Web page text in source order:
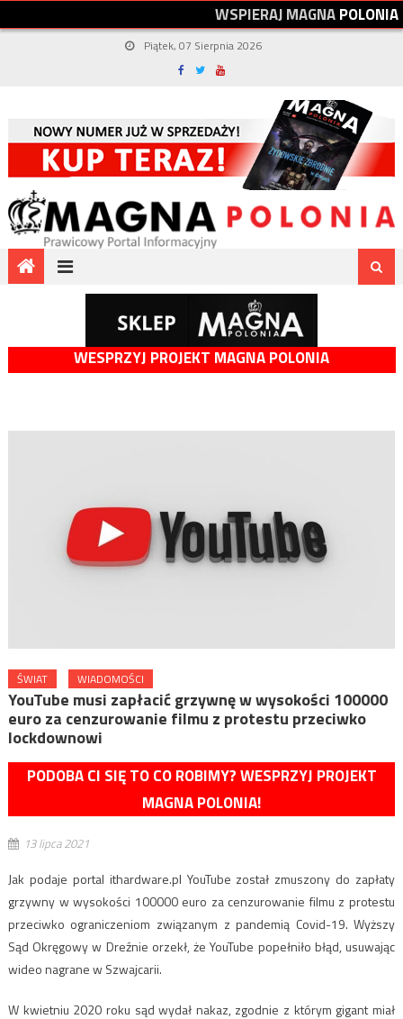
WSPIERAJMAGNAPOLONIA
Piątek, 07 Sierpnia 2026
WESPRZYJ PROJEKT MAGNA POLONIA
ŚWIAT WIADOMOŚCI
YouTube musi zapłacić grzywnę w wysokości 100000
euro za cenzurowanie filmu z protestu przeciwko
lockdownowi
PODOBA CI SIĘ TO CO ROBIMY? WESPRZYJ PROJEKT
MAGNA POLONIA!
13 lipca 2021
Jak podaje portal ithardware.pl YouTube został zmuszony do zapłaty
grzywny w wysokości 100000 euro za cenzurowanie filmu z protestu
przeciwko ograniczeniom związanym z pandemią Covid-19. Wyższy
Sąd Okręgowy w Dreźnie orzekł, że YouTube popełniło błąd, usuwając
wideo nagrane w Szwajcarii.
W kwietniu 2020 roku sąd wydał nakaz, zgodnie z którym gigant miał